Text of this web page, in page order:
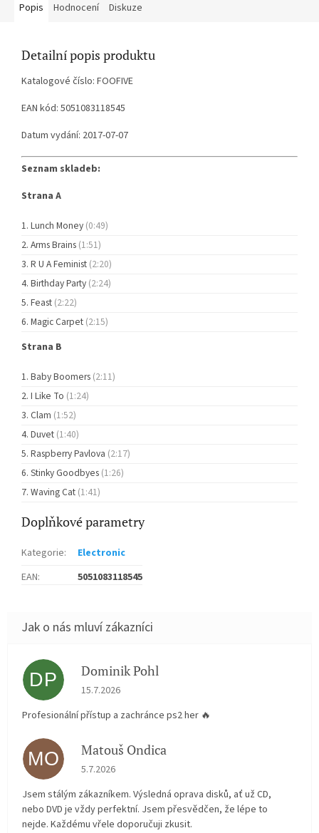
Popis Hodnocení Diskuze
Detailní popis produktu
Katalogové číslo: FOOFIVE
EAN kód: 5051083118545
Datum vydání: 2017-07-07
Seznam skladeb:
Strana A
Lunch Money (0:49)
Arms Brains (1:51)
R U A Feminist (2:20)
Birthday Party (2:24)
Feast (2:22)
Magic Carpet (2:15)
Strana B
Baby Boomers (2:11)
I Like To (1:24)
Clam (1:52)
Duvet (1:40)
Raspberry Pavlova (2:17)
Stinky Goodbyes (1:26)
Waving Cat (1:41)
Doplňkové parametry
Kategorie:
Electronic
EAN: 5051083118545
DP Dominik Pohl
Hodnocení obchodu je 5 z 5 hvězdiček.
15.7.2026
Profesionální přístup a zachránce ps2 her 🔥
MO Matouš Ondica
Hodnocení obchodu je 5 z 5 hvězdiček.
5.7.2026
Jsem stálým zákazníkem. Výsledná oprava disků, ať už CD,
nebo DVD je vždy perfektní. Jsem přesvědčen, že lépe to
nejde. Každému vřele doporučuji zkusit.